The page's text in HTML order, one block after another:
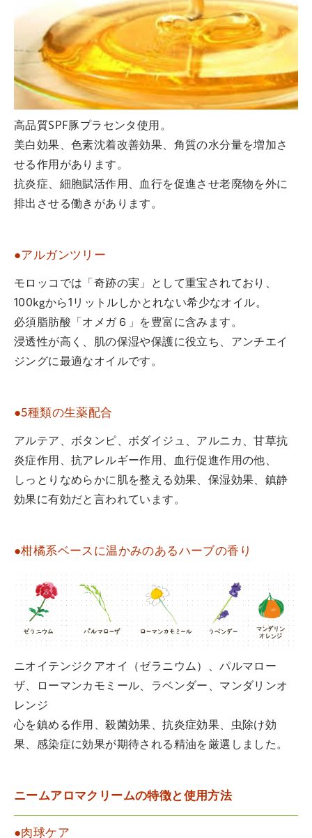
高品質SPF豚プラセンタ使用。
美白効果、色素沈着改善効果、角質の水分量を増加さ
せる作用があります。
抗炎症、細胞賦活作用、血行を促進させ老廃物を外に
排出させる働きがあります。
●アルガンツリー
モロッコでは「奇跡の実」として重宝されており、
100kgから1リットルしかとれない希少なオイル。
必須脂肪酸「オメガ６」を豊富に含みます。
浸透性が高く、肌の保湿や保護に役立ち、アンチエイ
ジングに最適なオイルです。
●5種類の生薬配合
アルテア、ボタンピ、ボダイジュ、アルニカ、甘草抗
炎症作用、抗アレルギー作用、血行促進作用の他、
しっとりなめらかに肌を整える効果、保湿効果、鎮静
効果に有効だと言われています。
●柑橘系ベースに温かみのあるハーブの香り
ニオイテンジクアオイ（ゼラニウム）、パルマロー
ザ、ローマンカモミール、ラベンダー、マンダリンオ
レンジ
心を鎮める作用、殺菌効果、抗炎症効果、虫除け効
果、感染症に効果が期待される精油を厳選しました。
ニームアロマクリームの特徴と使用方法
●肉球ケア